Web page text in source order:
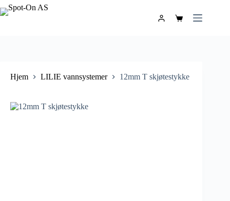
Hjem LILIE vannsystemer 12mm T skjøtestykke